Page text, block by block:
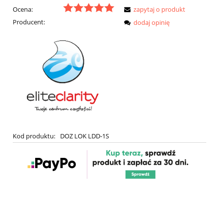
Ocena:
Producent:
Kod produktu: DOZ LOK LDD-1S
zapytaj o produkt
dodaj opinię